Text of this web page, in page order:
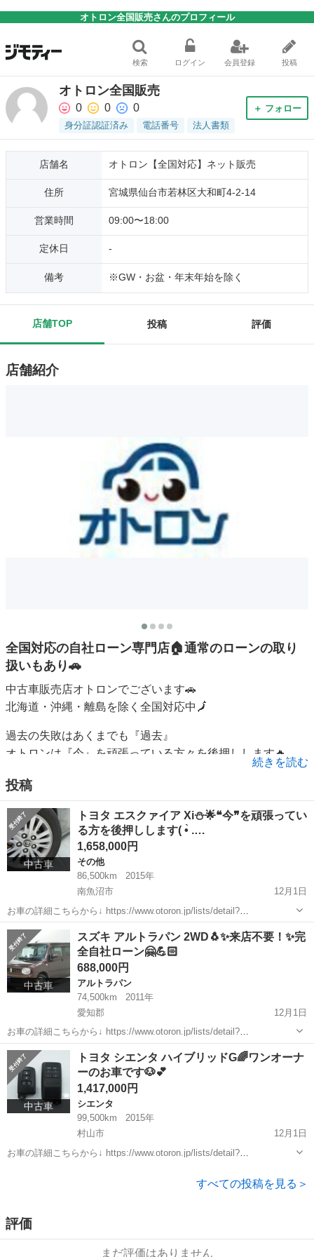
オトロン全国販売さんのプロフィール
検索 ログイン 会員登録 投稿
オトロン全国販売
0 0 0
身分証認証済み 電話番号 法人書類
＋ フォロー
店舗名 オトロン【全国対応】ネット販売
住所 宮城県仙台市若林区大和町4-2-14
営業時間 09:00〜18:00
定休日 -
備考 ※GW・お盆・年末年始を除く
店舗TOP 投稿 評価
店舗紹介
全国対応の自社ローン専門店🏠通常のローンの取り
扱いもあり🚗
中古車販売店オトロンでございます🚗
北海道・沖縄・離島を除く全国対応中🗾
過去の失敗はあくまでも『過去』
オトロンは『今』を頑張っている方々を後押しします🔥
審査に自信がなくても大丈夫👍
まずはお気軽にお問合せください♪
続きを読む
投稿
中古車
トヨタ エスクァイア Xi⛄🌟❝今❞を頑張ってい
る方を後押しします( •̀ .…
1,658,000円
その他
86,500km
2015年
南魚沼市
12月1日
お車の詳細こちらから↓ https://www.otoron.jp/lists/detail?
carno=049765 来店不要で全国対応中🗾(※沖縄/北海道/離島除く) 携帯
さえあれば即日審査・契約もできちゃう✨...
新潟 その他 オトロン
中古車
スズキ アルトラパン 2WD🐧✨来店不要！✨完
全自社ローン🤗💪🏻
688,000円
アルトラパン
74,500km
2011年
愛知郡
12月1日
お車の詳細こちらから↓ https://www.otoron.jp/lists/detail?
carno=049808 来店不要で全国対応中🗾(※沖縄/北海道/離島除く) 携帯
さえあれば即日審査・契約もできちゃう✨...
滋賀 愛知郡 アルトラパン オトロン
中古車
トヨタ シエンタ ハイブリッドG🌈ワンオーナ
ーのお車です🐶💕
1,417,000円
シエンタ
99,500km
2015年
村山市
12月1日
お車の詳細こちらから↓ https://www.otoron.jp/lists/detail?
すべての投稿を見る＞
評価
まだ評価はありません